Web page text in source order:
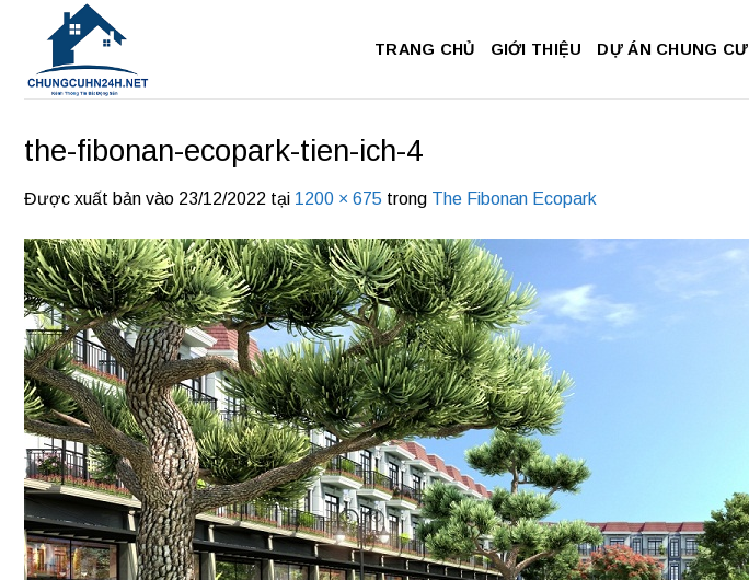
dung
TRANG CHỦ GIỚI THIỆU DỰ ÁN CHUNG CƯ
the-fibonan-ecopark-tien-ich-4
Được xuất bản vào 23/12/2022 tại 1200 × 675 trong The Fibonan Ecopark